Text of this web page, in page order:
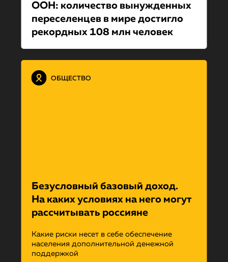
ООН: количество вынужденных
переселенцев в мире достигло
рекордных 108 млн человек
ОБЩЕСТВО
Безусловный базовый доход.
На каких условиях на него могут
рассчитывать россияне
Какие риски несет в себе обеспечение
населения дополнительной денежной
поддержкой